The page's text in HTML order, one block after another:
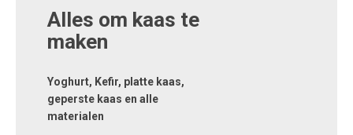
Yoghurt, Kefir, platte kaas,
geperste kaas en alle
materialen
Alles om kaas te
maken